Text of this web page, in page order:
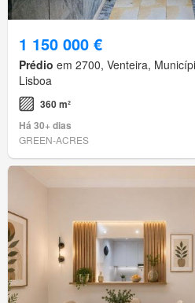
1 150 000 €
Prédio em 2700, Venteira,
Lisboa
360 m²
Há 30+ dias
GREEN-ACRES